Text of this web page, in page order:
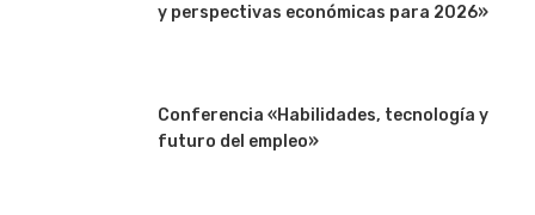
y perspectivas económicas para 2026»
Conferencia «Habilidades, tecnología y
futuro del empleo»